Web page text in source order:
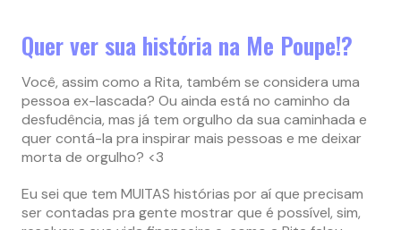
Quer ver sua história na Me Poupe!?
Você, assim como a Rita, também se considera uma
pessoa ex-lascada? Ou ainda está no caminho da
desfudência, mas já tem orgulho da sua caminhada e
quer contá-la pra inspirar mais pessoas e me deixar
morta de orgulho? <3
Eu sei que tem MUITAS histórias por aí que precisam
ser contadas pra gente mostrar que é possível, sim,